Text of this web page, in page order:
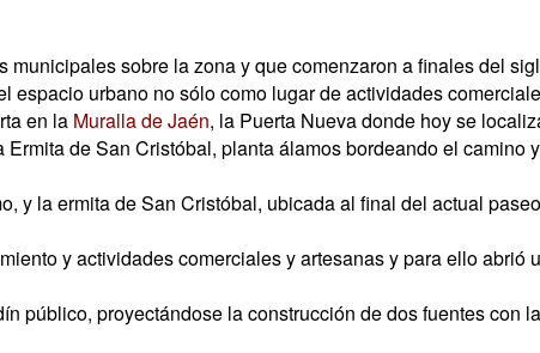
sobre la zona y que comenzaron a finales del
urbano no sólo como lugar de actividades
en la Muralla de Jaén, la Puerta Nueva donde hoy se
de San Cristóbal, planta álamos bordeando el camino
y la ermita de San Cristóbal, ubicada al final del actual
y actividades comerciales y artesanas y para ello abrió
público, proyectándose la construcción de dos fuentes con